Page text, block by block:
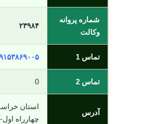
شماره پروانه
وکالت
۲۳۹۸۴
تماس 1
تماس 2 0
آدرس
استان
چهارراه